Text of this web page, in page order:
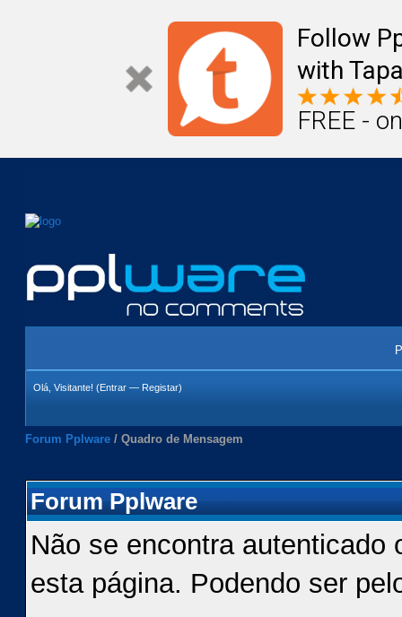
Follow
with
FREE -
Olá, Visitante! (Entrar — Registar)
Forum Pplware / Quadro de Mensagem
Forum Pplware
Não se encontra autenticado
esta página. Podendo ser